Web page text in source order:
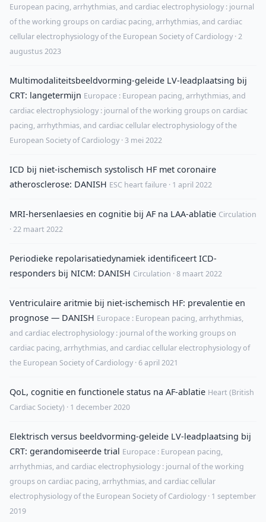
European pacing, arrhythmias, and cardiac electrophysiology : journal
of the working groups on cardiac pacing, arrhythmias, and cardiac
cellular electrophysiology of the European Society of Cardiology · 2
augustus 2023
Multimodaliteitsbeeldvorming-geleide LV-leadplaatsing bij
CRT: langetermijn Europace : European pacing, arrhythmias, and
cardiac electrophysiology : journal of the working groups on cardiac
pacing, arrhythmias, and cardiac cellular electrophysiology of the
European Society of Cardiology · 3 mei 2022
ICD bij niet-ischemisch systolisch HF met coronaire
atherosclerose: DANISH ESC heart failure · 1 april 2022
MRI-hersenlaesies en cognitie bij AF na LAA-ablatie Circulation
· 22 maart 2022
Periodieke repolarisatiedynamiek identificeert ICD-
responders bij NICM: DANISH Circulation · 8 maart 2022
Ventriculaire aritmie bij niet-ischemisch HF: prevalentie en
prognose — DANISH Europace : European pacing, arrhythmias,
and cardiac electrophysiology : journal of the working groups on
cardiac pacing, arrhythmias, and cardiac cellular electrophysiology of
the European Society of Cardiology · 6 april 2021
QoL, cognitie en functionele status na AF-ablatie Heart (British
Cardiac Society) · 1 december 2020
Elektrisch versus beeldvorming-geleide LV-leadplaatsing bij
CRT: gerandomiseerde trial Europace : European pacing,
arrhythmias, and cardiac electrophysiology : journal of the working
groups on cardiac pacing, arrhythmias, and cardiac cellular
electrophysiology of the European Society of Cardiology · 1 september
2019